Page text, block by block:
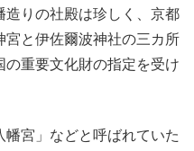
りの社殿は珍しく、京都
と伊佐爾波神社の三カ所
の重要文化財の指定を受け
幡宮」などと呼ばれていた